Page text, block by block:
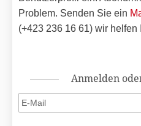
Problem. Senden Sie ein
(+423 236 16 61) wir helfen
Anmelden